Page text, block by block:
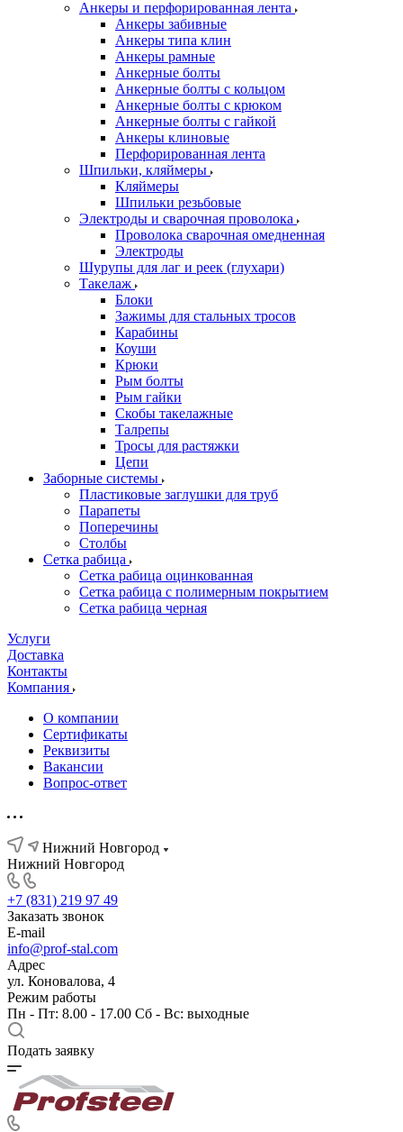
Анкеры и перфорированная лента
Анкеры забивные
Анкеры типа клин
Анкеры рамные
Анкерные болты
Анкерные болты с кольцом
Анкерные болты с крюком
Анкерные болты с гайкой
Анкеры клиновые
Перфорированная лента
Шпильки, кляймеры
Кляймеры
Шпильки резьбовые
Электроды и сварочная проволока
Проволока сварочная омедненная
Электроды
Шурупы для лаг и реек (глухари)
Такелаж
Блоки
Зажимы для стальных тросов
Карабины
Коуши
Крюки
Рым болты
Рым гайки
Скобы такелажные
Талрепы
Тросы для растяжки
Цепи
Заборные системы
Пластиковые заглушки для труб
Парапеты
Поперечины
Столбы
Сетка рабица
Сетка рабица оцинкованная
Сетка рабица с полимерным покрытием
Сетка рабица черная
Услуги
Доставка
Контакты
Компания
О компании
Сертификаты
Реквизиты
Вакансии
Вопрос-ответ
Нижний Новгород
Нижний Новгород
+7 (831) 219 97 49
Заказать звонок
E-mail
info@prof-stal.com
Адрес
ул. Коновалова, 4
Режим работы
Пн - Пт: 8.00 - 17.00 Сб - Вс: выходные
Подать заявку